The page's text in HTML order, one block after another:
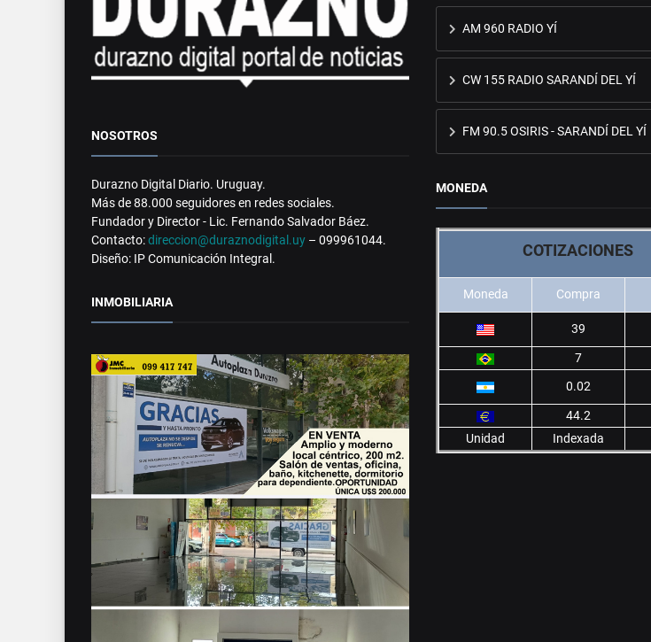
NOSOTROS
Durazno Digital Diario. Uruguay.
Más de 88.000 seguidores en redes sociales.
Fundador y Director - Lic. Fernando Salvador Báez.
Contacto:direccion@duraznodigital.uy – 099961044.
Diseño: IP Comunicación Integral.
INMOBILIARIA
AM 960 RADIO YÍ
CW 155 RADIO SARANDÍ DEL YÍ
FM 90.5 OSIRIS - SARANDÍ DEL YÍ
MONEDA
COTIZACIONES
Moneda Compra
39
7
0.02
44.2
Unidad
Indexada